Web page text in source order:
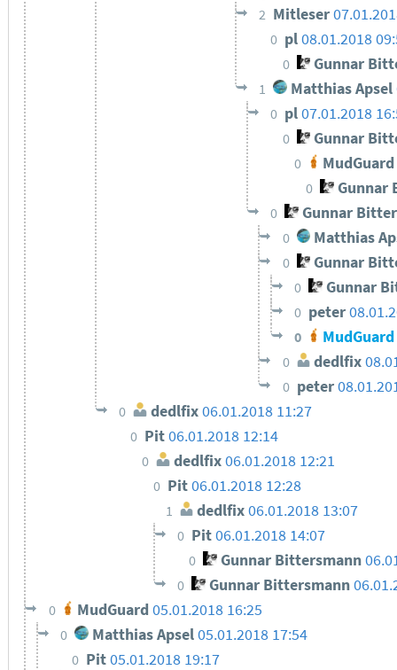
2 Mitleser
0 pl08.01.2018
0 Gunnar
1 Matthias Apsel
0 pl07.01.2018
0 Gunnar
0 MudGuard
0 Gunnar
0 Gunnar
0 Matthias
0 Gunnar
0 Gunnar
0 peter
0 MudGuard
0 dedlfix
0 peter
0 dedlfix 06.01.2018 11:27
0 Pit06.01.2018 12:14
0 dedlfix06.01.2018 12:21
0 Pit06.01.2018 12:28
1 dedlfix06.01.2018 13:07
0 Pit06.01.2018 14:07
0 Gunnar Bittersmann
0 Gunnar Bittersmann
0 MudGuard 05.01.2018 16:25
0 Matthias Apsel 05.01.2018 17:54
0 Pit05.01.2018 19:17